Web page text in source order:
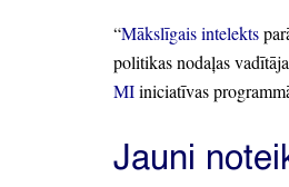
“Mākslīgais intelekts
politikas nodaļas
MIiniciatīvas
Jauni